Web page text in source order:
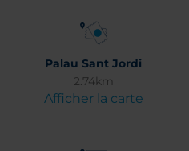
Palau Sant Jordi
2.74km
Afficher la carte